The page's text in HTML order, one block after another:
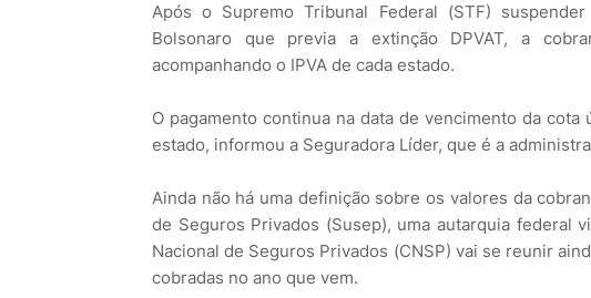
Após o Supremo Tribunal Federal (STF)
Bolsonaro que previa a extinção DPVAT, a
acompanhando o IPVA de cada estado.
O pagamento continua na data de vencimento da
estado, informou a Seguradora Líder, que é a
Ainda não há uma definição sobre os valores da
de Seguros Privados (Susep), uma autarquia federal
Nacional de Seguros Privados (CNSP) vai se reunir
cobradas no ano que vem.